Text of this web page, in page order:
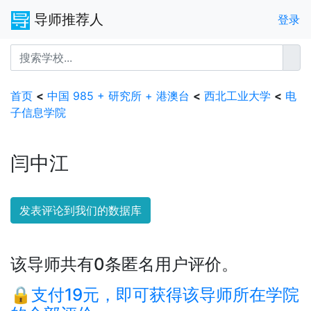
导师推荐人 登录
首页 < 中国 985 + 研究所 + 港澳台 < 西北工业大学 < 电
子信息学院
闫中江
发表评论到我们的数据库
该导师共有0条匿名用户评价。
🔒支付19元，即可获得该导师所在学院